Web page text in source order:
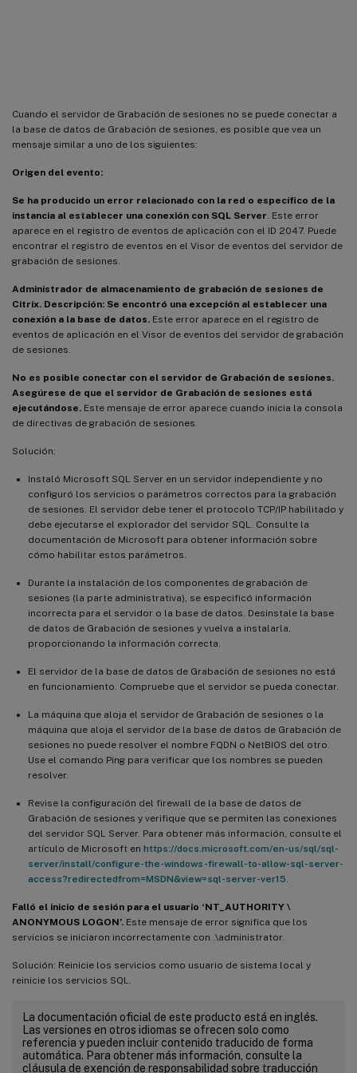
Cuando el servidor de Grabación de sesiones no se puede conectar a
la base de datos de Grabación de sesiones, es posible que vea un
mensaje similar a uno de los siguientes:
Origen del evento:
Se ha producido un error relacionado con la red o específico de la
instancia al establecer una conexión con SQL Server . Este error
aparece en el registro de eventos de aplicación con el ID 2047. Puede
encontrar el registro de eventos en el Visor de eventos del servidor de
grabación de sesiones.
Administrador de almacenamiento de grabación de sesiones de
Citrix. Descripción: Se encontró una excepción al establecer una
conexión a la base de datos. Este error aparece en el registro de
eventos de aplicación en el Visor de eventos del servidor de grabación
de sesiones.
No es posible conectar con el servidor de Grabación de sesiones.
Asegúrese de que el servidor de Grabación de sesiones está
ejecutándose. Este mensaje de error aparece cuando inicia la consola
de directivas de grabación de sesiones.
Solución:
Instaló Microsoft SQL Server en un servidor independiente y no
configuró los servicios o parámetros correctos para la grabación
de sesiones. El servidor debe tener el protocolo TCP/IP habilitado y
debe ejecutarse el explorador del servidor SQL. Consulte la
documentación de Microsoft para obtener información sobre
cómo habilitar estos parámetros.
Durante la instalación de los componentes de grabación de
sesiones (la parte administrativa), se especificó información
incorrecta para el servidor o la base de datos. Desinstale la base
de datos de Grabación de sesiones y vuelva a instalarla,
proporcionando la información correcta.
El servidor de la base de datos de Grabación de sesiones no está
en funcionamiento. Compruebe que el servidor se pueda conectar.
La máquina que aloja el servidor de Grabación de sesiones o la
máquina que aloja el servidor de la base de datos de Grabación de
sesiones no puede resolver el nombre FQDN o NetBIOS del otro.
Use el comando Ping para verificar que los nombres se pueden
resolver.
Revise la configuración del firewall de la base de datos de
Grabación de sesiones y verifique que se permiten las conexiones
del servidor SQL Server. Para obtener más información, consulte el
artículo de Microsoft en https://docs.microsoft.com/en-us/sql/sql-
server/install/configure-the-windows-firewall-to-allow-sql-server-
access?redirectedfrom=MSDN&view=sql-server-ver15
Falló el inicio de sesión para el usuario ‘NT_AUTHORITY \
ANONYMOUS LOGON’. Este mensaje de error significa que los
servicios se iniciaron incorrectamente con .\administrator.
Solución: Reinicie los servicios como usuario de sistema local y
reinicie los servicios SQL.
La documentación oficial de este producto está en inglés.
Las versiones en otros idiomas se ofrecen solo como
referencia y pueden incluir contenido traducido de forma
automática. Para obtener más información, consulte la
cláusula de exención de responsabilidad sobre traducción